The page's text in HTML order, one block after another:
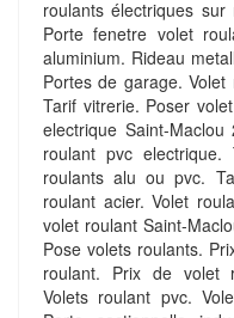
roulants électriques
Porte fenetre volet
aluminium. Rideau
Portes de garage.
Tarif vitrerie. Poser
electrique Saint-
roulant pvc
roulants alu ou pvc.
roulant acier. Volet
volet roulant Saint-
Pose volets roulants.
roulant. Prix de volet
Volets roulant pvc.